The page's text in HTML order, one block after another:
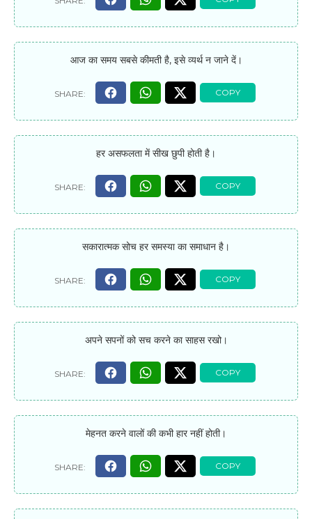
आज का समय सबसे कीमती है, इसे व्यर्थ न जाने दें।
हर असफलता में सीख छुपी होती है।
सकारात्मक सोच हर समस्या का समाधान है।
अपने सपनों को सच करने का साहस रखो।
मेहनत करने वालों की कभी हार नहीं होती।